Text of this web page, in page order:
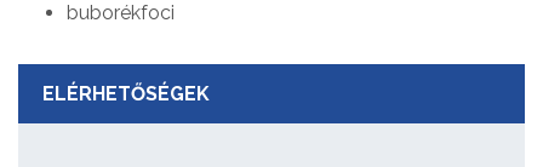
buborékfoci
ELÉRHETŐSÉGEK